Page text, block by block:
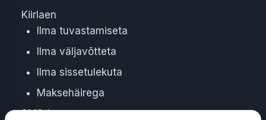
Kiirlaen
Ilma tuvastamiseta
Ilma väljavõtteta
Ilma sissetulekuta
Maksehäirega
SMS-laen